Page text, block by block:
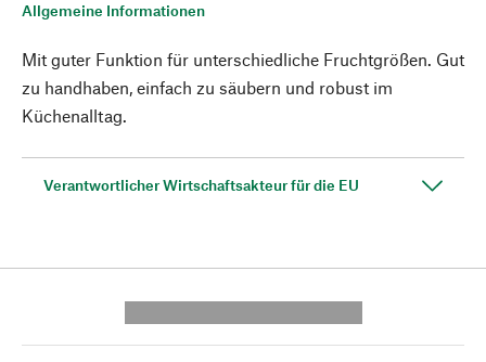
Allgemeine Informationen
Mit guter Funktion für unterschiedliche Fruchtgrößen. Gut
zu handhaben, einfach zu säubern und robust im
Küchenalltag.
Verantwortlicher Wirtschaftsakteur für die EU